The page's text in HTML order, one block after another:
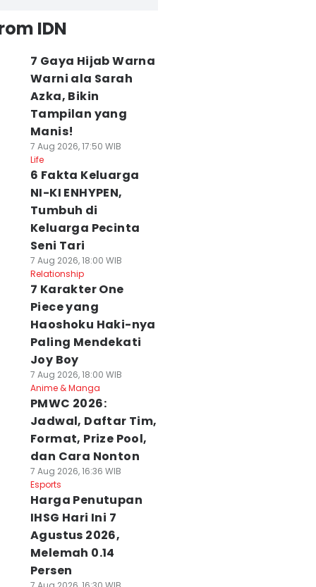
IDN
7 Gaya Hijab Warna
Warni ala Sarah
Azka, Bikin
Tampilan yang
Manis!
7 Aug 2026, 17:50 WIB
Life
6 Fakta Keluarga
NI-KI ENHYPEN,
Tumbuh di
Keluarga Pecinta
Seni Tari
7 Aug 2026, 18:00 WIB
Relationship
7 Karakter One
Piece yang
Haoshoku Haki-nya
Paling Mendekati
Joy Boy
7 Aug 2026, 18:00 WIB
Anime & Manga
PMWC 2026:
Jadwal, Daftar Tim,
Format, Prize Pool,
dan Cara Nonton
7 Aug 2026, 16:36 WIB
Esports
Harga Penutupan
IHSG Hari Ini 7
Agustus 2026,
Melemah 0.14
Persen